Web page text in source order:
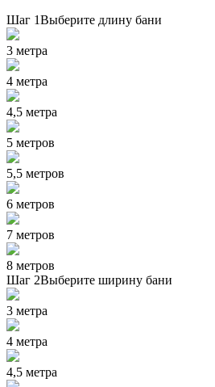
Шаг 1Выберите длину бани
3 метра
4 метра
4,5 метра
5 метров
5,5 метров
6 метров
7 метров
8 метров
Шаг 2Выберите ширину бани
3 метра
4 метра
4,5 метра